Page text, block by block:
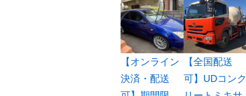
【オンライン
決済・配送
【全国配送
可】UDコンク